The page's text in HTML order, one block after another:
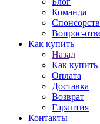
Команда
Вопрос-
Как купить
Назад
Как купить
Оплата
Доставка
Возврат
Гарантия
Контакты